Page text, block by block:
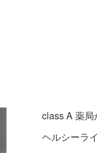
class A 薬局
ヘルシーラ